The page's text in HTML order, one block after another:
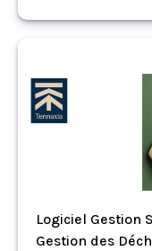
Logiciel Gestion
Gestion des